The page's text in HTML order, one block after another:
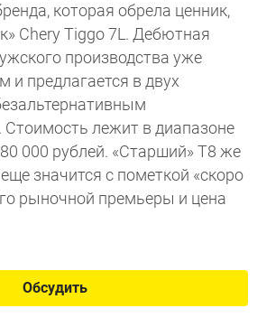
которая обрела ценник,
Chery Tiggo 7L. Дебютная
производства уже
и предлагается в двух
лежит в диапазоне
000 рублей. «Старший» T8 же
значится с пометкой «скоро
рыночной премьеры и цена
Обсудить